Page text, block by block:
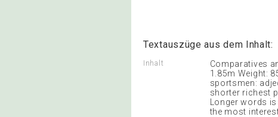
Textauszüge aus dem Inhalt:
Inhalt
Comparatives
1.85m Weight:
sportsmen:
shorter richest
Longer words
the most